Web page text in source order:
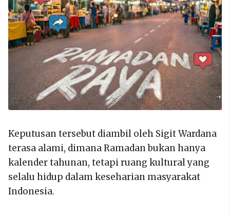
Keputusan tersebut diambil oleh Sigit Wardana
terasa alami, dimana Ramadan bukan hanya
kalender tahunan, tetapi ruang kultural yang
selalu hidup dalam keseharian masyarakat
Indonesia.